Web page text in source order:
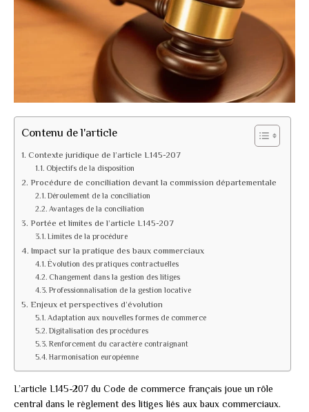
Contenu de l'article
Contexte juridique de l’article L145-207
Objectifs de la disposition
Procédure de conciliation devant la commission départementale
Déroulement de la conciliation
Avantages de la conciliation
Portée et limites de l’article L145-207
Limites de la procédure
Impact sur la pratique des baux commerciaux
Évolution des pratiques contractuelles
Changement dans la gestion des litiges
Professionnalisation de la gestion locative
Enjeux et perspectives d’évolution
Adaptation aux nouvelles formes de commerce
Digitalisation des procédures
Renforcement du caractère contraignant
Harmonisation européenne
L’article L145-207 du Code de commerce français joue un rôle
central dans le règlement des litiges liés aux baux commerciaux.